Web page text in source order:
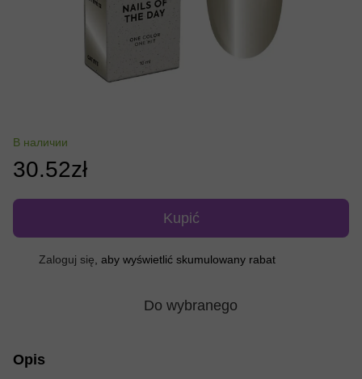
В наличии
30.52zł
Kupić
Zaloguj się , aby wyświetlić skumulowany rabat
Do wybranego
Opis